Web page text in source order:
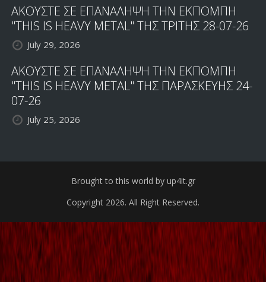
ΑΚΟΥΣΤΕ ΣΕ ΕΠΑΝΑΛΗΨΗ ΤΗΝ ΕΚΠΟΜΠΗ
"THIS IS HEAVY METAL" ΤΗΣ ΤΡΙΤΗΣ 28-07-26
July 29, 2026
ΑΚΟΥΣΤΕ ΣΕ ΕΠΑΝΑΛΗΨΗ ΤΗΝ ΕΚΠΟΜΠΗ
"THIS IS HEAVY METAL" ΤΗΣ ΠΑΡΑΣΚΕΥΗΣ 24-
07-26
July 25, 2026
Brought to this world by up4it.gr
Copyright 2026. All Right Reserved.